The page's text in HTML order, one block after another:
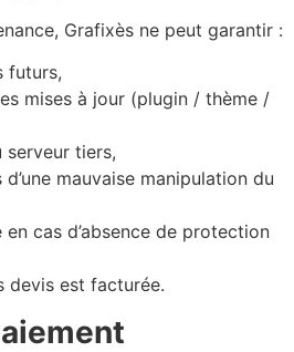
Grafixès ne peut garantir :
futurs,
mises à jour (plugin / thème /
tiers,
mauvaise manipulation du
cas d’absence de protection
devis est facturée.